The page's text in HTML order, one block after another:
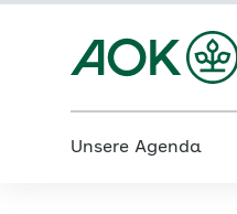
Unsere Agenda